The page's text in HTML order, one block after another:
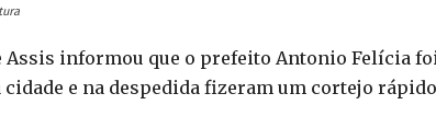
Assis informou que o prefeito Antonio Felícia
e na despedida fizeram um cortejo